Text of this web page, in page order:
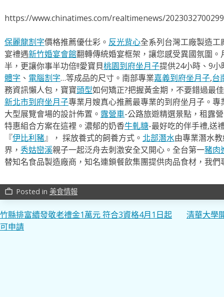
https://www.chinatimes.com/realtimenews/
保麗龍割字價格推薦優仕彩。 反光背心全系列台灣工廠製造
宴禮遇新竹婚宴會館翻轉傳統婚宴框架，讓您感受異國氛圍。
半，更讓你事半功倍!!愛寶貝桃園到府坐月子提供24小時、9
體字 、 電腦割字…等成品的尺寸。南部專業嘉義到府坐月子,台
務資訊懶人包，寶寶頭型如何矯正?把握黃金期，不要錯過最
新北市到府坐月子專業月嫂真心推薦最專業的到府坐月子。專
大型展覽會場的設計佈置。 露營車-公路旅遊精選景點，租露
特惠組合方案在這裡。濃郁的奶香牛軋糖-最好吃的伴手禮,送
『伊比利豬』， 採放養式的飼養方式。 北部潛水由專業潛水
界， 秀姑巒溪親子一起泛舟去​刺激安全又開心。全台第一豬肉
替知名食品製造廠商，知名連鎖餐飲集團提供肉品食材，我
work_outline Posted in 美食情報
文
章
竹縣排富續發敬老禮金1萬元 符合3資格4月1日起
可申請
清華大學